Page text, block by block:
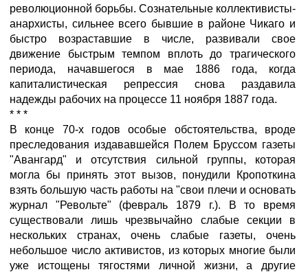
революционной борьбы. Сознательные коллективисты-
анархисты, сильнее всего бывшие в районе Чикаго и
быстро возраставшие в числе, развивали свое
движение быстрым темпом вплоть до трагического
периода, начав­шегося в мае 1886 года, когда
капиталистическая репрессия снова раздавила
надежды рабочих на процессе 11 ноября 1887 года.
* * *
В конце 70-х годов особые обстоятельства, вроде
преследования издававшейся Полем Бруссом газеты
"Авангард" и отсутствия сильной группы, которая
могла бы принять этот вызов, понудили Кропоткина
взять большую часть работы на "свои плечи и основать
журнал "Револьте" (февраль 1879 г.). В то время
существовали лишь чрезвычайно слабые секции в
нескольких странах, очень слабые газеты, очень
небольшое число активистов, из которых многие были
уже истощены тягостями личной жизни, а другие